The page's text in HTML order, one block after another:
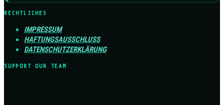
RECHTLICHES
IMPRESSUM
HAFTUNGSAUSSCHLUSS
DATENSCHUTZERKLÄRUNG
SUPPORT OUR TEAM